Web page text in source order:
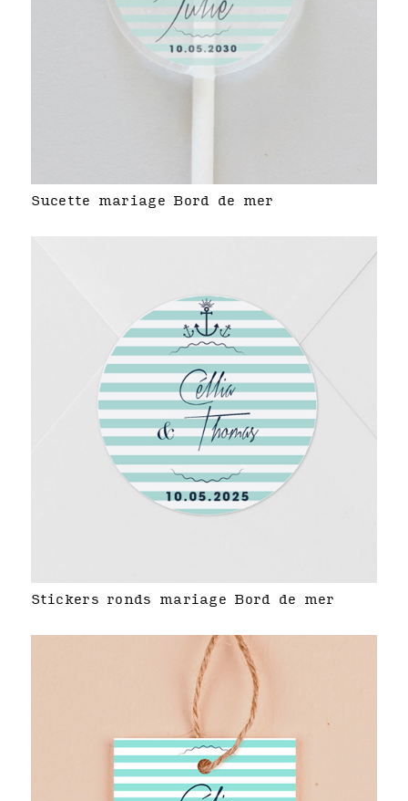
Sucette mariage Bord de mer
Stickers ronds mariage Bord de mer